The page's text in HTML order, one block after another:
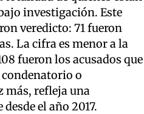
investigación. Este
veredicto: 71 fueron
La cifra es menor a la
fueron los acusados que
o
más, refleja una
el año 2017.